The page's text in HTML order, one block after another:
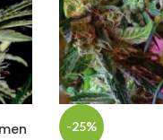
-25%